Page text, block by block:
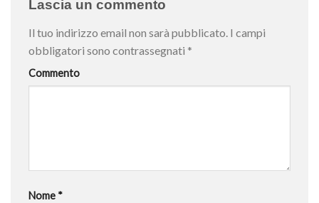
Lascia un commento
Il tuo indirizzo email non sarà pubblicato. I campi
obbligatori sono contrassegnati *
Commento
Nome *